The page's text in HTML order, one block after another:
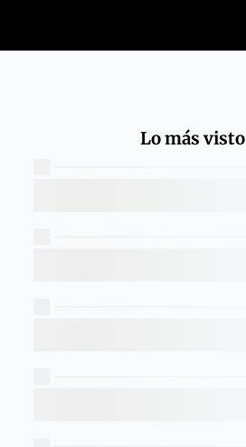
Lo más visto